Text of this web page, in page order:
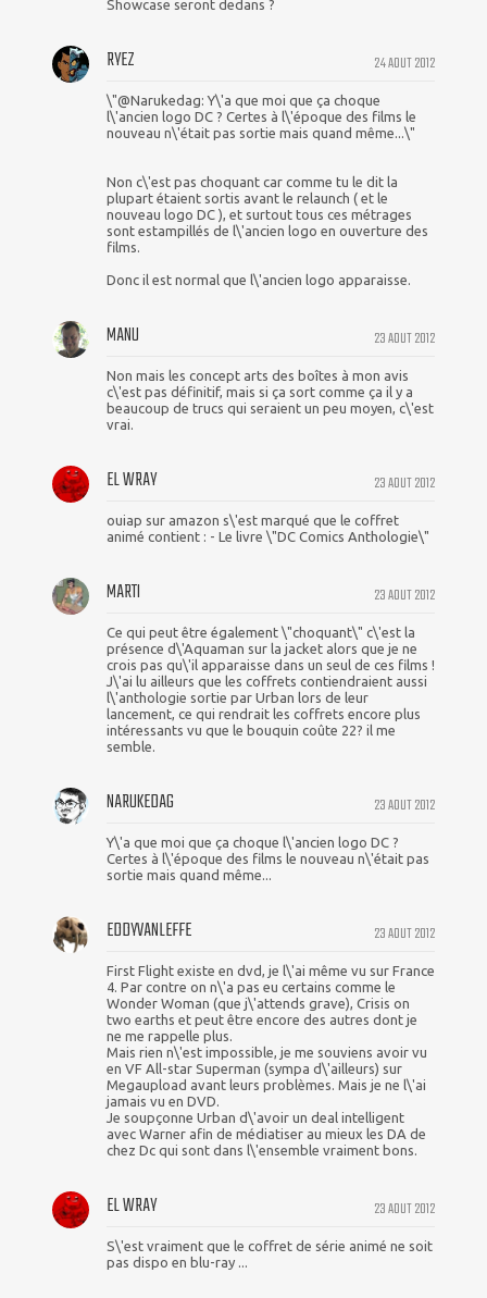
Showcase seront dedans ?
24 AOUT 2012
RYEZ
\"@Narukedag: Y\'a que moi que ça choque
l\'ancien logo DC ? Certes à l\'époque des films le
nouveau n\'était pas sortie mais quand même...\"
Non c\'est pas choquant car comme tu le dit la
plupart étaient sortis avant le relaunch ( et le
nouveau logo DC ), et surtout tous ces métrages
sont estampillés de l\'ancien logo en ouverture des
films.
Donc il est normal que l\'ancien logo apparaisse.
23 AOUT 2012
MANU
Non mais les concept arts des boîtes à mon avis
c\'est pas définitif, mais si ça sort comme ça il y a
beaucoup de trucs qui seraient un peu moyen, c\'est
vrai.
23 AOUT 2012
EL WRAY
ouiap sur amazon s\'est marqué que le coffret
animé contient : - Le livre \"DC Comics Anthologie\"
23 AOUT 2012
MARTI
Ce qui peut être également \"choquant\" c\'est la
présence d\'Aquaman sur la jacket alors que je ne
crois pas qu\'il apparaisse dans un seul de ces films !
J\'ai lu ailleurs que les coffrets contiendraient aussi
l\'anthologie sortie par Urban lors de leur
lancement, ce qui rendrait les coffrets encore plus
intéressants vu que le bouquin coûte 22? il me
semble.
23 AOUT 2012
NARUKEDAG
Y\'a que moi que ça choque l\'ancien logo DC ?
Certes à l\'époque des films le nouveau n\'était pas
sortie mais quand même...
23 AOUT 2012
EDDYVANLEFFE
First Flight existe en dvd, je l\'ai même vu sur France
4. Par contre on n\'a pas eu certains comme le
Wonder Woman (que j\'attends grave), Crisis on
two earths et peut être encore des autres dont je
ne me rappelle plus.
Mais rien n\'est impossible, je me souviens avoir vu
en VF All-star Superman (sympa d\'ailleurs) sur
Megaupload avant leurs problèmes. Mais je ne l\'ai
jamais vu en DVD.
Je soupçonne Urban d\'avoir un deal intelligent
avec Warner afin de médiatiser au mieux les DA de
chez Dc qui sont dans l\'ensemble vraiment bons.
23 AOUT 2012
EL WRAY
S\'est vraiment que le coffret de série animé ne soit
pas dispo en blu-ray ...